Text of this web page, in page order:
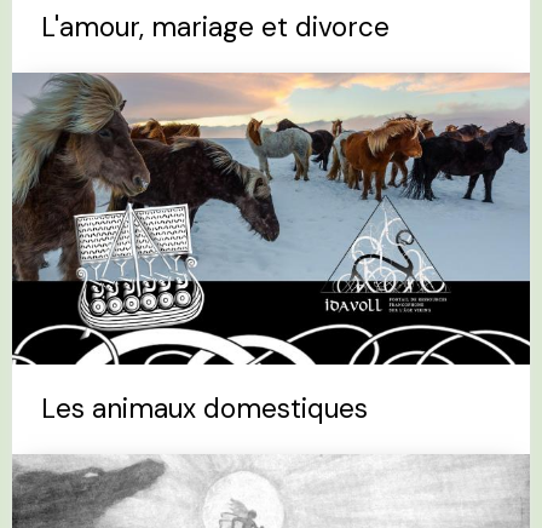
L'amour, mariage et divorce
Les animaux domestiques